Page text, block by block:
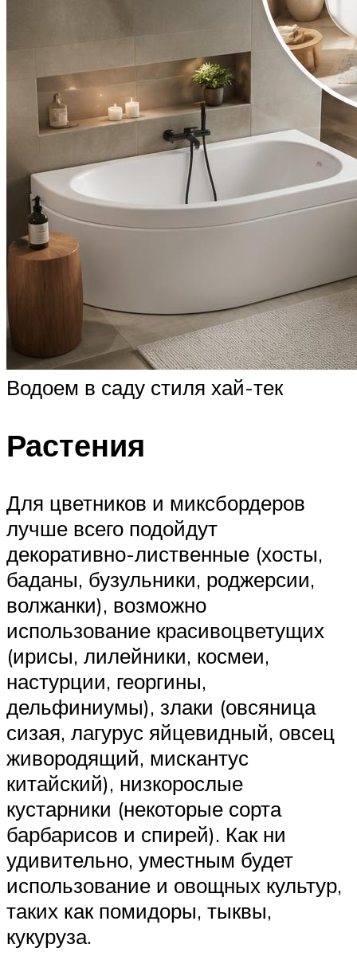
Водоем в саду стиля хай-тек
Растения
Для цветников и миксбордеров
лучше всего подойдут
декоративно-лиственные (хосты,
баданы, бузульники, роджерсии,
волжанки), возможно
использование красивоцветущих
(ирисы, лилейники, космеи,
настурции, георгины,
дельфиниумы), злаки (овсяница
сизая, лагурус яйцевидный, овсец
живородящий, мискантус
китайский), низкорослые
кустарники (некоторые сорта
барбарисов и спирей). Как ни
удивительно, уместным будет
использование и овощных культур,
таких как помидоры, тыквы,
кукуруза.